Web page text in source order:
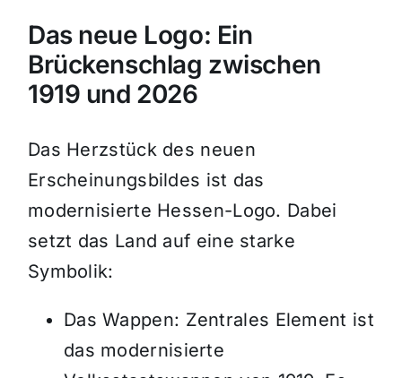
Das neue Logo: Ein
Brückenschlag zwischen
1919 und 2026
Das Herzstück des neuen
Erscheinungsbildes ist das
modernisierte Hessen-Logo. Dabei
setzt das Land auf eine starke
Symbolik:
Das Wappen: Zentrales Element ist
das modernisierte